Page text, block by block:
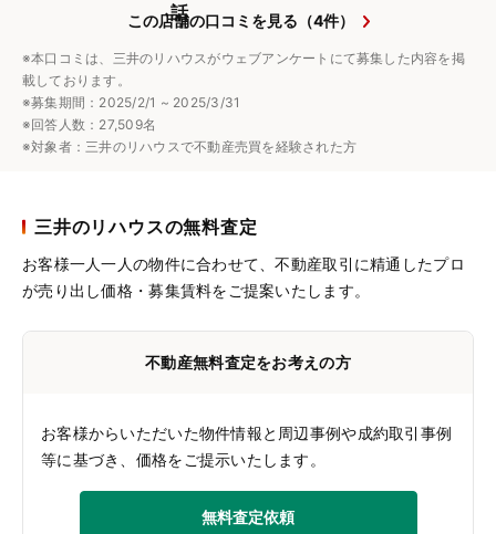
この店舗の口コミを見る（4件）
※本口コミは、三井のリハウスがウェブアンケートにて募集した内容を掲
載しております。
※募集期間：2025/2/1 ~ 2025/3/31
※回答人数：27,509名
※対象者：三井のリハウスで不動産売買を経験された方
三井のリハウスの無料査定
お客様一人一人の物件に合わせて、不動産取引に精通したプロ
が売り出し価格・募集賃料をご提案いたします。
不動産無料査定をお考えの方
お客様からいただいた物件情報と周辺事例や成約取引事例
等に基づき、価格をご提示いたします。
無料査定依頼